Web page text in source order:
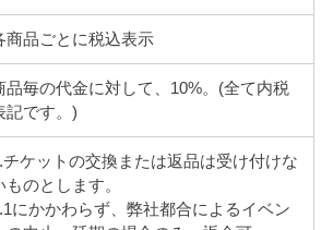
商品ごとに税込表示
品毎の代金に対して、10%。(全て内税
記です。)
チケットの交換または返品は受け付けな
ものとします。
にかかわらず、弊社都合によるイベン